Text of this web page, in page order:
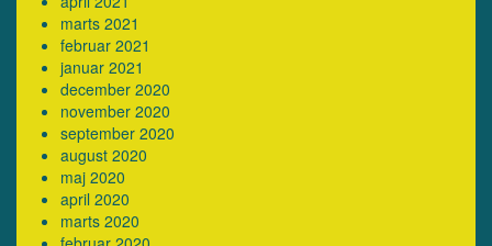
marts 2021
februar 2021
januar 2021
december 2020
november 2020
september 2020
august 2020
maj 2020
april 2020
marts 2020